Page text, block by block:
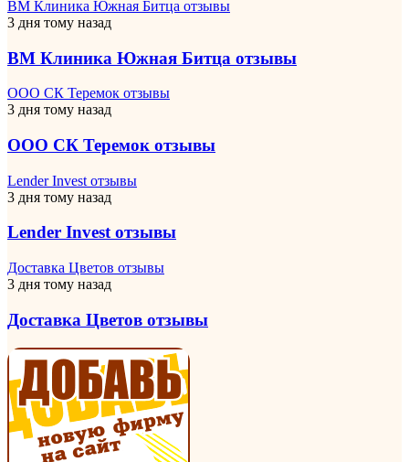
ВМ Клиника Южная Битца отзывы
3 дня тому назад
ВМ Клиника Южная Битца отзывы
ООО СК Теремок отзывы
3 дня тому назад
ООО СК Теремок отзывы
Lender Invest отзывы
3 дня тому назад
Lender Invest отзывы
Доставка Цветов отзывы
3 дня тому назад
Доставка Цветов отзывы